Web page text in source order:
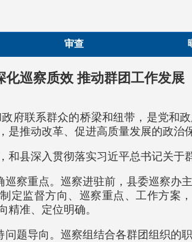
审查
化巡察质效 推动群团工作发展
政府联系群众的桥梁和纽带，是党和
是推动改革、促进高质量发展的政治
和县深入贯彻落实习近平总书记关于
巡察重点。巡察进驻前，县委巡察
定监督方向、巡察重点、工作方案
精准、定位明确。
问题导向。巡察组结合各群团组织的